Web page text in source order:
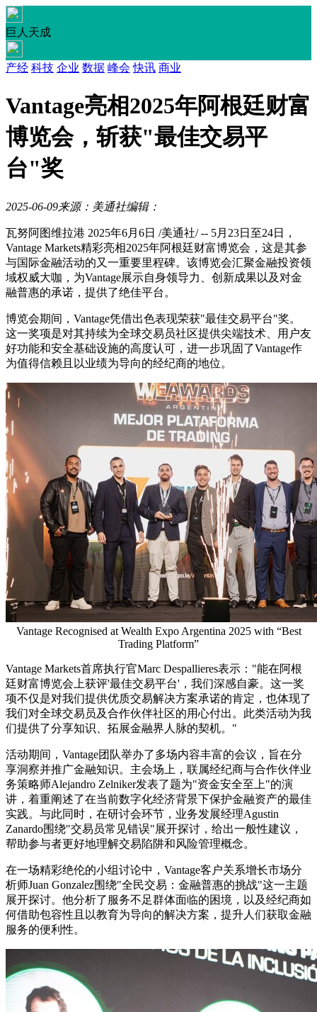
巨人天成
产经 科技 企业 数据 峰会 快讯 商业
Vantage亮相2025年阿根廷财富
博览会，斩获"最佳交易平
台"奖
2025-06-09来源：美通社编辑：
瓦努阿图维拉港 2025年6月6日 /美通社/ -- 5月23日至24日，
Vantage Markets精彩亮相2025年阿根廷财富博览会，这是其参
与国际金融活动的又一重要里程碑。该博览会汇聚金融投资领
域权威大咖，为Vantage展示自身领导力、创新成果以及对金
融普惠的承诺，提供了绝佳平台。
博览会期间，Vantage凭借出色表现荣获"最佳交易平台"奖。
这一奖项是对其持续为全球交易员社区提供尖端技术、用户友
好功能和安全基础设施的高度认可，进一步巩固了Vantage作
为值得信赖且以业绩为导向的经纪商的地位。
Vantage Recognised at Wealth Expo Argentina 2025 with “Best
Trading Platform”
Vantage Markets首席执行官Marc Despallieres表示："能在阿根
廷财富博览会上获评'最佳交易平台'，我们深感自豪。这一奖
项不仅是对我们提供优质交易解决方案承诺的肯定，也体现了
我们对全球交易员及合作伙伴社区的用心付出。此类活动为我
们提供了分享知识、拓展金融界人脉的契机。"
活动期间，Vantage团队举办了多场内容丰富的会议，旨在分
享洞察并推广金融知识。主会场上，联属经纪商与合作伙伴业
务策略师Alejandro Zelniker发表了题为"资金安全至上"的演
讲，着重阐述了在当前数字化经济背景下保护金融资产的最佳
实践。与此同时，在研讨会环节，业务发展经理Agustin
Zanardo围绕"交易员常见错误"展开探讨，给出一般性建议，
帮助参与者更好地理解交易陷阱和风险管理概念。
在一场精彩绝伦的小组讨论中，Vantage客户关系增长市场分
析师Juan Gonzalez围绕"全民交易：金融普惠的挑战"这一主题
展开探讨。他分析了服务不足群体面临的困境，以及经纪商如
何借助包容性且以教育为导向的解决方案，提升人们获取金融
服务的便利性。